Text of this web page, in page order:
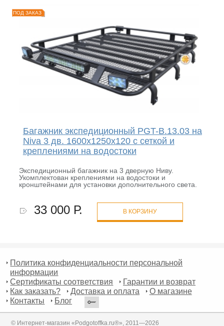
ПОД ЗАКАЗ
Багажник экспедиционный PGT-B.13.03 на
Niva 3 дв. 1600х1250х120 с сеткой и
креплениями на водостоки
Экспедиционный багажник на 3 дверную Ниву.
Укомплектован креплениями на водостоки и
кронштейнами для установки дополнительного света.
33 000 Р. В КОРЗИНУ
Политика конфиденциальности персональной
информации
Сертификаты соответствия
Гарантии и возврат
Как заказать?
Доставка и оплата
О магазине
Контакты
Блог
© Интернет-магазин «Podgotoffka.ru®», 2011—2026